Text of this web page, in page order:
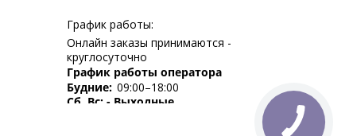
График работы:
Онлайн заказы принимаются -
круглосуточно
График работы оператора
Будние: 09:00–18:00
Сб, Вс: - Выходные